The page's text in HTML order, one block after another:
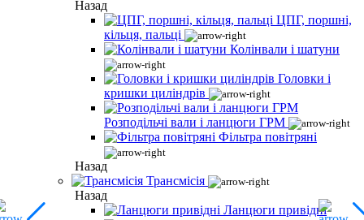
Назад
ЦПГ, поршні,
кільця, пальці
Колінвали і шатуни
Головки і
кришки циліндрів
Розподільчі вали і ланцюги ГРМ
Фільтра повітряні
Назад
Трансмісія
Назад
Ланцюги привідні